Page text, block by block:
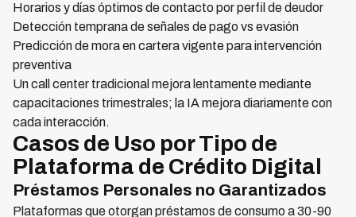
Horarios y días óptimos de contacto por perfil de deudor
Detección temprana de señales de pago vs evasión
Predicción de mora en cartera vigente para intervención
preventiva
Un call center tradicional mejora lentamente mediante
capacitaciones trimestrales; la IA mejora diariamente con
cada interacción.
Casos de Uso por Tipo de
Plataforma de Crédito Digital
Préstamos Personales no Garantizados
Plataformas que otorgan préstamos de consumo a 30-90